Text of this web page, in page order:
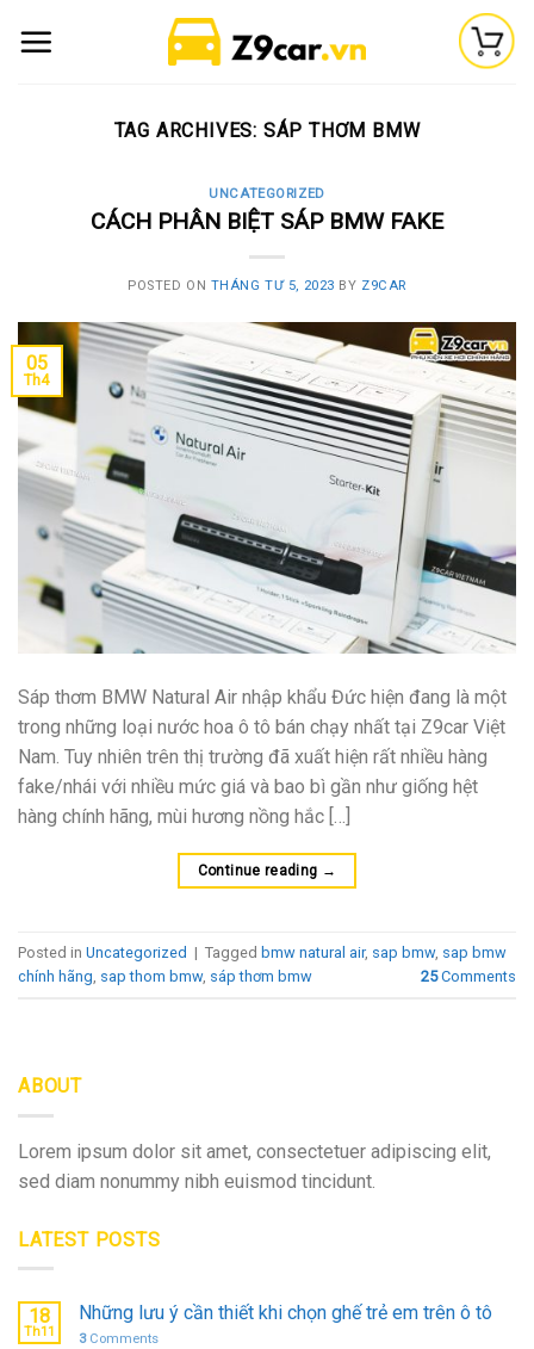
TAG ARCHIVES: SÁP THƠM BMW
ABOUT
Lorem ipsum dolor sit amet, consectetuer adipiscing elit,
sed diam nonummy nibh euismod tincidunt.
LATEST POSTS
18
Th11
Những lưu ý cần thiết khi chọn ghế trẻ em trên ô tô
3Comments
UNCATEGORIZED
CÁCH PHÂN BIỆT SÁP BMW FAKE
POSTED ON THÁNG TƯ 5, 2023 BY Z9CAR
05
Th4
Sáp thơm BMW Natural Air nhập khẩu Đức hiện đang là một
trong những loại nước hoa ô tô bán chạy nhất tại Z9car Việt
Nam. Tuy nhiên trên thị trường đã xuất hiện rất nhiều hàng
fake/nhái với nhiều mức giá và bao bì gần như giống hệt
hàng chính hãng, mùi hương nồng hắc […]
Continue reading →
Posted in Uncategorized | Tagged bmw natural air, sap bmw, sap bmw
chính hãng sap thom bmw, sáp thơm bmw 25Comments